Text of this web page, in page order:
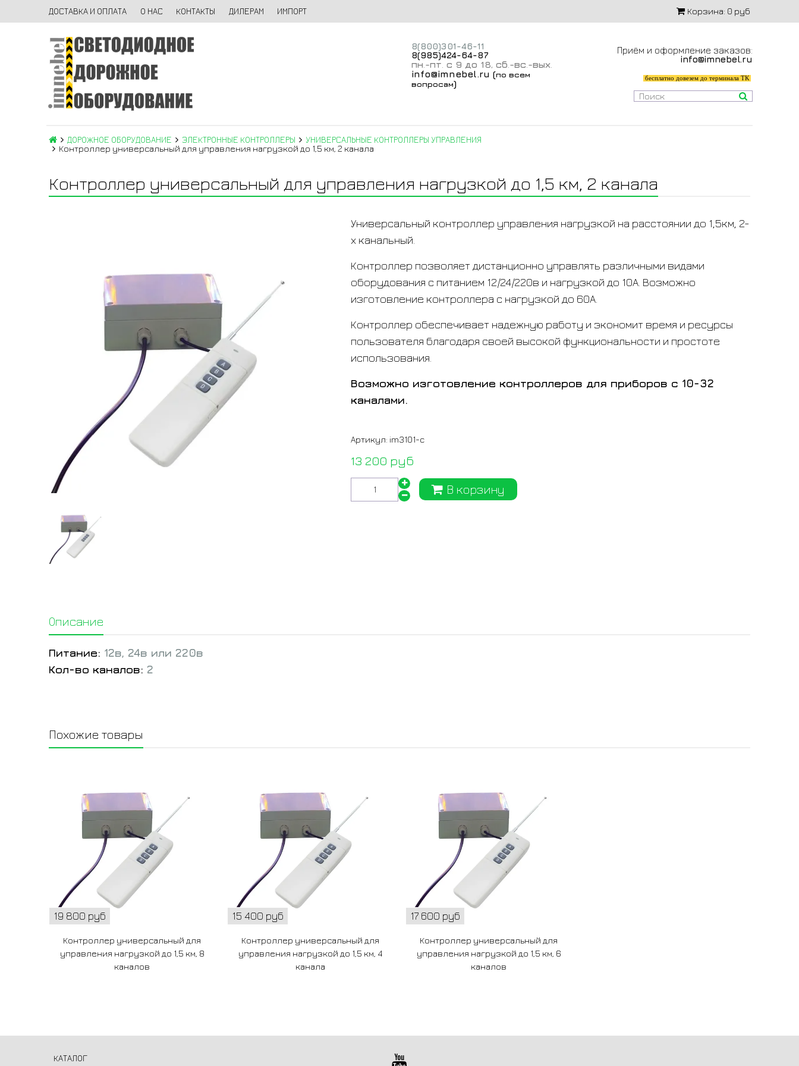
ДОСТАВКА И ОПЛАТА О НАС КОНТАКТЫ ДИЛЕРАМ ИМПОРТ Корзина: 0 руб
8(800)301-46-11
8(985)424-64-87
пн -пт с 9 до 18, сб -вс -вых
info@imnebel.ru (по всем
вопросам)
Приём и оформление заказов:
info@imnebel.ru
бесплатно довезем до терминала ТК
ДОРОЖНОЕ ОБОРУДОВАНИЕ ЭЛЕКТРОННЫЕ КОНТРОЛЛЕРЫ
УНИВЕРСАЛЬНЫЕ КОНТРОЛЛЕРЫ УПРАВЛЕНИЯ
Контроллер универсальный для управления нагрузкой до 1,5 км, 2 канала
Контроллер универсальный для управления нагрузкой до 1,5 км, 2 канала
Универсальный контроллер управления нагрузкой на расстоянии до 1,5км, 2-
х канальный.
Контроллер позволяет дистанционно управлять различными видами
оборудования с питанием 12/24/220в и нагрузкой до 10А. Возможно
изготовление контроллера с нагрузкой до 60А.
Контроллер обеспечивает надежную работу и экономит время и ресурсы
пользователя благодаря своей высокой функциональности и простоте
использования.
Возможно изготовление контроллеров для приборов с 10-32
каналами.
Артикул: im3101-c
13 200 руб
В корзину
Описание
Питание: 12в, 24в или 220в
Кол-во каналов: 2
Похожие товары
19 800 руб
Контроллер универсальный для
управления нагрузкой до 1,5 км, 8
каналов
15 400 руб
Контроллер универсальный для
управления нагрузкой до 1,5 км, 4
канала
17 600 руб
Контроллер универсальный для
управления нагрузкой до 1,5 км, 6
каналов
КАТАЛОГ